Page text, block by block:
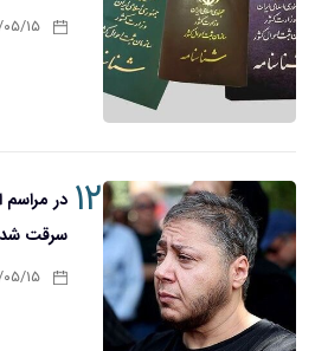
۱۴۰۵/۰۵/۱۵ ۱۴:۵۱
۱۲در مراسم اکبر عبدی از مازیار لرستانی
سرقت شد
۱۴۰۵/۰۵/۱۵ ۱۴:۴۹